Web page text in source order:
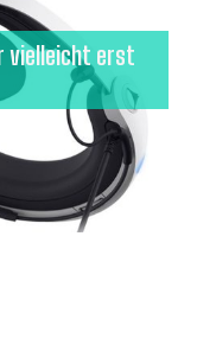
vielleicht erst